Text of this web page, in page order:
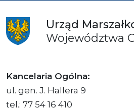
Urząd
Województwa
Kancelaria Ogólna:
ul. gen. J. Hallera 9
tel.: 77 54 16 410